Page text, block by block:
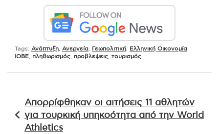
Tags: Ανάπτυξη Ανεργεία Γεωπολιτική Ελληνική Οικονομία
ΙΟΒΕ
πληθωρισμός προβλεψεις τουρισμός
άρθρων
Απορρίφθηκαν οι αιτήσεις 11 αθλητών
για τουρκική υπηκοότητα από την World
Athletics